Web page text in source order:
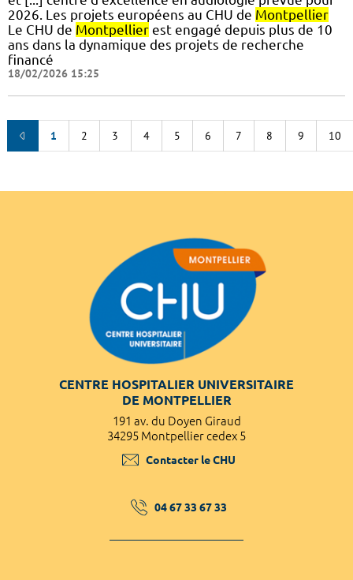
2026. Les projets européens au CHU de Montpellier
Le CHU de Montpellier est engagé depuis plus de 10
ans dans la dynamique des projets de recherche
financé
18/02/2026 15:25
1 2 3 4 5 6 7 8 9 10
CENTRE HOSPITALIER UNIVERSITAIRE
DE MONTPELLIER
191 av. du Doyen Giraud
34295 Montpellier cedex 5
Contacter le CHU
04 67 33 67 33